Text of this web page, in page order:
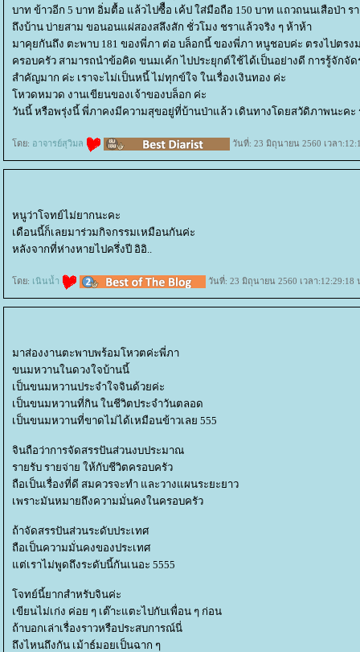
บาท ข้าวอีก 5 บาท อิ่มตื้อ แล้วไปซืือ เค้ป ใส่มือถือ 150 บาท แถวถนนเสือป่า
ถึงบ้าน บ่ายสาม ขอนอนแผ่สองสลึงสัก ชั่วโมง ชราแล้วจริง ๆ ห้าห้า
มาคุยกันถึง ตะพาบ 181 ของพี่ภา ต่อ บล็อกนี้ ของพี่ภา หนูชอบค่ะ ตรงไปตรง
ครอบครัว สามารถนำข้อคิด ขนมเค้ก ไปประยุกต์ใช้ได้เป็นอย่างดี การรู้จักจั
สำคัญมาก ค่ะ เราจะไม่เป็นหนี้ ไม่ทุกข์ใจ ในเรื่องเงินทอง ค่ะ
หวดหมวด งานเขียนของเจ้าของบล็อก ค่ะ
วันนี้ หรือพรุ่งนี้ พี่ภาคงมีความสุขอยู่ที่บ้านป่าแล้ว เดินทางโดยสวัดิภาพนะคะ
ดย: อาจารย์สุวิมล วันที่: 23 มิถุนายน 2560 เวลา
หนูว่าโจทย์ไม่ยากนะคะ
เดือนนี้ก็เลยมาร่วมกิจกรรมเหมือนกันค่ะ
หลังจากที่ห่างหายไปครึ่งปี อิอิ..
ดย: เนินน้ำ วันที่: 23 มิถุนายน 2560 เวลา:12:29:18
มาส่องงานตะพาบพร้อมโหวตค่ะพี่ภา
ขนมหวานในดวงใจบ้านนี้
เป็นขนมหวานประจำใจจินด้วยค่ะ
เป็นขนมหวานที่กิน ในชีวิตประจำวันตลอด
เป็นขนมหวานที่ขาดไม่ได้เหมือนข้าวเลย 555
จินถือว่าการจัดสรรปันส่วนงบประมาณ
รายรับ รายจ่าย ให้กับชีวิตครอบครัว
ถือเป็นเรื่องที่ดี สมควรจะทำ และวางแผนระยะยาว
เพราะมันหมายถึงความมั่นคงในครอบครัว
ถ้าจัดสรรปันส่วนระดับประเทศ
ถือเป็นความมั่นคงของประเทศ
ต่เราไม่พูดถึงระดับนี้กันเนอะ 5555
จทย์นี้ยากสำหรับจินค่ะ
เขียนไม่เก่ง ค่อย ๆ เต๊าะแตะไปกับเพื่อน ๆ ก่อน
ถ้าบอกเล่าเรื่องราวหรือประสบการณ์นี่
ถึงไหนถึงกัน เม้าธ์มอยเป็นฉาก ๆ